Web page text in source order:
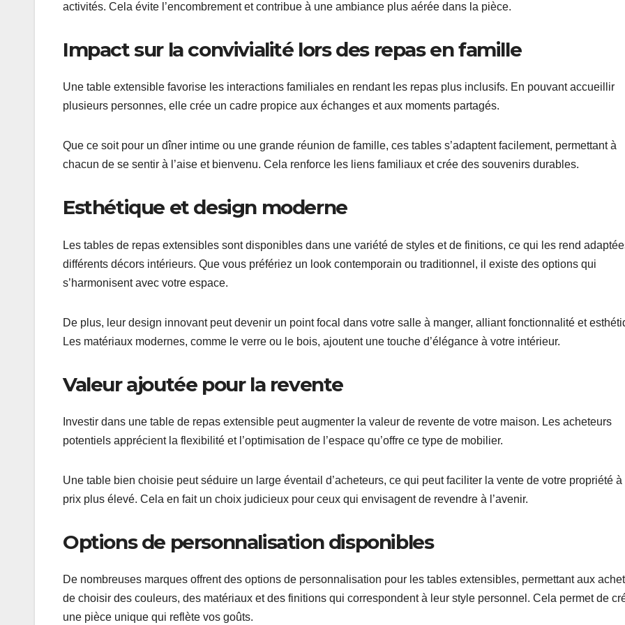
activités. Cela évite l’encombrement et contribue à une ambiance plus aérée dans la pièce.
Impact sur la convivialité lors des repas en famille
Une table extensible favorise les interactions familiales en rendant les repas plus inclusifs. En pouvant accueillir
plusieurs personnes, elle crée un cadre propice aux échanges et aux moments partagés.
Que ce soit pour un dîner intime ou une grande réunion de famille, ces tables s’adaptent facilement, permettant à
chacun de se sentir à l’aise et bienvenu. Cela renforce les liens familiaux et crée des souvenirs durables.
Esthétique et design moderne
Les tables de repas extensibles sont disponibles dans une variété de styles et de finitions, ce qui les rend
différents décors intérieurs. Que vous préfériez un look contemporain ou traditionnel, il existe des options qui
s’harmonisent avec votre espace.
De plus, leur design innovant peut devenir un point focal dans votre salle à manger, alliant fonctionnalité et
Les matériaux modernes, comme le verre ou le bois, ajoutent une touche d’élégance à votre intérieur.
Valeur ajoutée pour la revente
Investir dans une table de repas extensible peut augmenter la valeur de revente de votre maison. Les acheteurs
potentiels apprécient la flexibilité et l’optimisation de l’espace qu’offre ce type de mobilier.
Une table bien choisie peut séduire un large éventail d’acheteurs, ce qui peut faciliter la vente de votre propriété à
prix plus élevé. Cela en fait un choix judicieux pour ceux qui envisagent de revendre à l’avenir.
Options de personnalisation disponibles
De nombreuses marques offrent des options de personnalisation pour les tables extensibles, permettant aux
de choisir des couleurs, des matériaux et des finitions qui correspondent à leur style personnel. Cela permet de
une pièce unique qui reflète vos goûts.